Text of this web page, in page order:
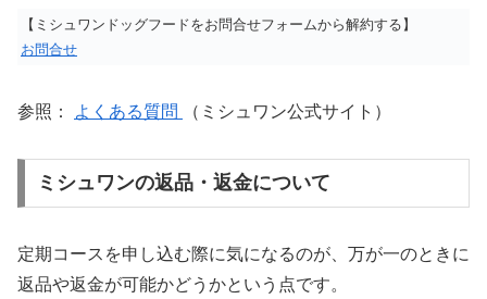
【ミシュワンドッグフードをお問合せフォームから解約する】
お問合せ
参照： よくある質問 （ミシュワン公式サイト）
ミシュワンの返品・返金について
定期コースを申し込む際に気になるのが、万が一のときに
返品や返金が可能かどうかという点です。